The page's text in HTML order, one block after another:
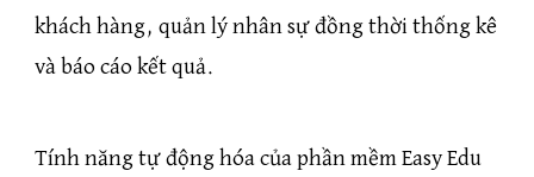
khách hàng, quản lý nhân sự đồng thời thống kê
và báo cáo kết quả.
Tính năng tự động hóa của phần mềm Easy Edu